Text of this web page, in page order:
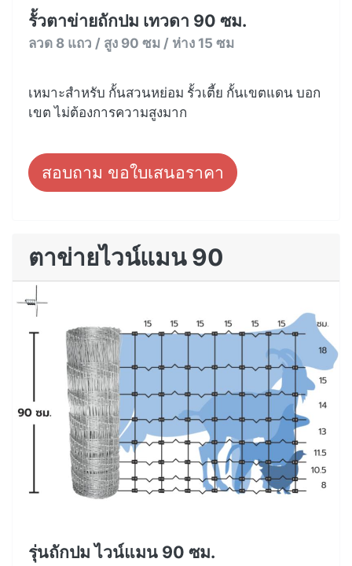
รั้วตาข่ายถักปม เทวดา 90 ซม.
ลวด 8 แถว / สูง 90 ซม / ห่าง 15 ซม
เหมาะสำหรับ กั้นสวนหย่อม รั้วเตี้ย กั้นเขตแดน บอก
เขต ไม่ต้องการความสูงมาก
สอบถาม ขอใบเสนอราคา
ตาข่ายไวน์แมน 90
รุ่นถักปม ไวน์แมน 90 ซม.